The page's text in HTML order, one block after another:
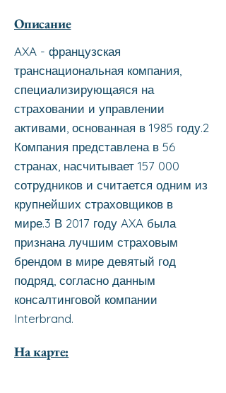
Описание
AXA - французская
транснациональная компания,
специализирующаяся на
страховании и управлении
активами, основанная в 1985 году.2
Компания представлена в 56
странах, насчитывает 157 000
сотрудников и считается одним из
крупнейших страховщиков в
мире.3 В 2017 году AXA была
признана лучшим страховым
брендом в мире девятый год
подряд, согласно данным
консалтинговой компании
Interbrand.
На карте: